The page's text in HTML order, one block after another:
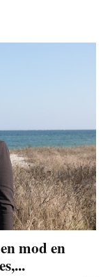
mod en